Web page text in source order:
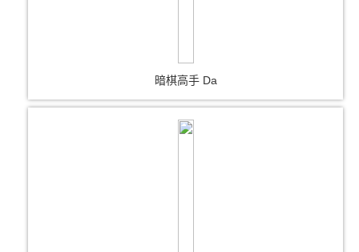
暗棋高手 Da